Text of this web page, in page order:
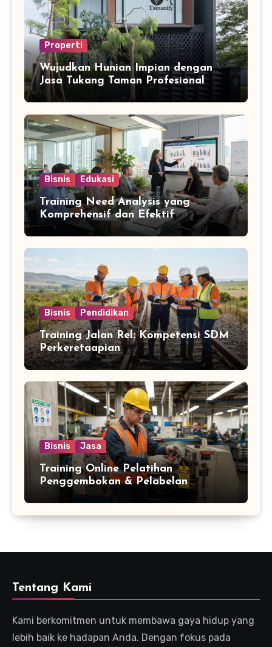
Properti
Wujudkan Hunian Impian dengan
Jasa Tukang Taman Profesional
Bisnis Edukasi
Training Need Analysis yang
Komprehensif dan Efektif
Bisnis Pendidikan
Training Jalan Rel: Kompetensi SDM
Perkeretaapian
Bisnis Jasa
Training Online Pelatihan
Penggembokan & Pelabelan
Tentang Kami
Kami berkomitmen untuk membawa gaya hidup yang
lebih baik ke hadapan Anda. Dengan fokus pada